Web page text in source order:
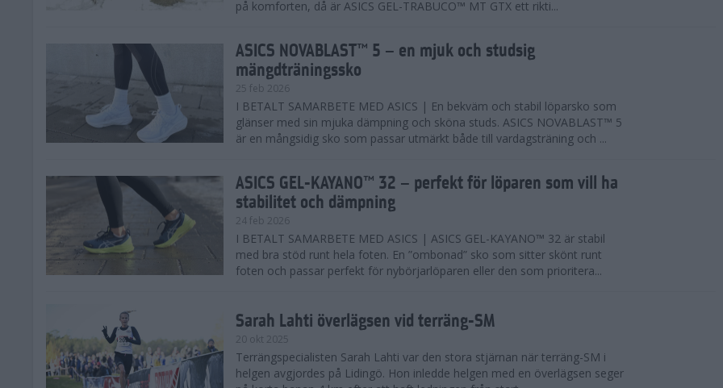
på komforten, då är ASICS GEL-TRABUCO™ MT GTX ett rikti...
ASICS NOVABLAST™ 5 – en mjuk och studsig
mängdträningssko
25 feb 2026
I BETALT SAMARBETE MED ASICS | En bekväm och stabil löparsko som
glänser med sin mjuka dämpning och sköna studs. ASICS NOVABLAST™ 5
är en mångsidig sko som passar utmärkt både till vardagsträning och ...
ASICS GEL-KAYANO™ 32 – perfekt för löparen som vill ha
stabilitet och dämpning
24 feb 2026
I BETALT SAMARBETE MED ASICS | ASICS GEL-KAYANO™ 32 är stabil
med bra stöd runt hela foten. En ”ombonad” sko som sitter skönt runt
foten och passar perfekt för nybörjarlöparen eller den som prioritera...
Sarah Lahti överlägsen vid terräng-SM
20 okt 2025
Terrängspecialisten Sarah Lahti var den stora stjärnan när terräng-SM i
helgen avgjordes på Lidingö. Hon inledde helgen med en överlägsen seger